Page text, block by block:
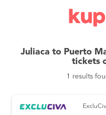
Juliaca to Puerto
tickets
1 results